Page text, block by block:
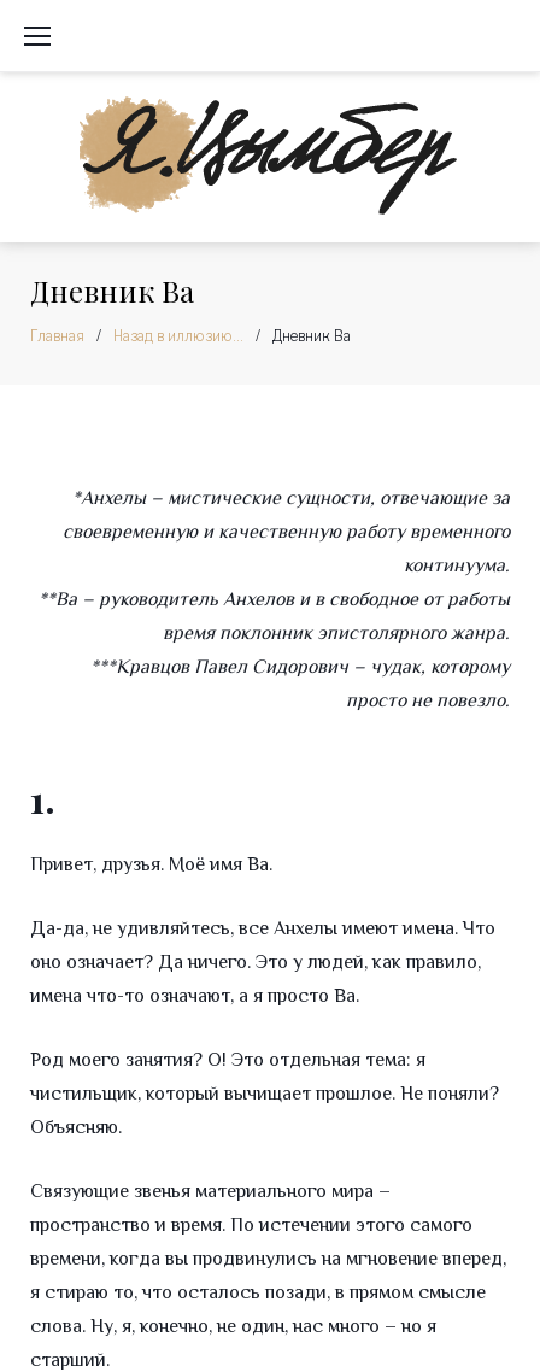
Дневник Ва
Главная / Назад в иллюзию… / Дневник Ва
Дневник
Ва
*Анхелы – мистические сущности, отвечающие за
своевременную и качественную работу временного
континуума.
**Ва – руководитель Анхелов и в свободное от работы
время поклонник эпистолярного жанра.
***Кравцов Павел Сидорович – чудак, которому
просто не повезло.
1.
Привет, друзья. Моё имя Ва.
Да-да, не удивляйтесь, все Анхелы имеют имена. Что
оно означает? Да ничего. Это у людей, как правило,
имена что-то означают, а я просто Ва.
Род моего занятия? О! Это отдельная тема: я
чистильщик, который вычищает прошлое. Не поняли?
Объясняю.
Связующие звенья материального мира –
пространство и время. По истечении этого самого
времени, когда вы продвинулись на мгновение вперед,
я стираю то, что осталось позади, в прямом смысле
слова. Ну, я, конечно, не один, нас много – но я
старший.